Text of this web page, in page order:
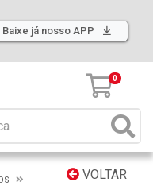
Baixe já nosso APP
0
VOLTAR